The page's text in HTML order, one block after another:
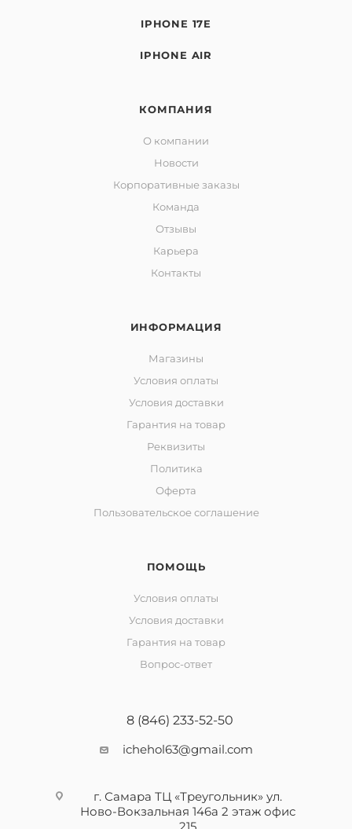
IPHONE 17E
IPHONE AIR
КОМПАНИЯ
О компании
Новости
Корпоративные заказы
Команда
Отзывы
Карьера
Контакты
ИНФОРМАЦИЯ
Магазины
Условия оплаты
Условия доставки
Гарантия на товар
Реквизиты
Политика
Оферта
Пользовательское соглашение
ПОМОЩЬ
Условия оплаты
Условия доставки
Гарантия на товар
Вопрос-ответ
8 (846) 233-52-50
ichehol63@gmail.com
г. Самара ТЦ «Треугольник» ул.
Ново-Вокзальная 146а 2 этаж офис